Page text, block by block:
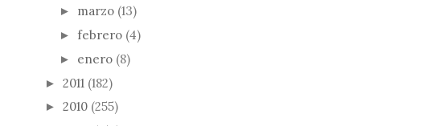
► marzo (13)
► febrero (4)
► enero (8)
► 2011 (182)
► 2010 (255)